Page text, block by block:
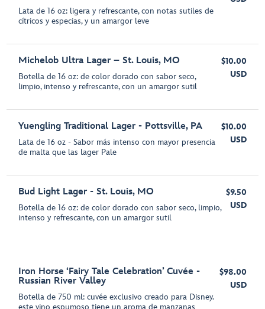
Lata de 16 oz: ligera y refrescante, con notas sutiles de
cítricos y especias, y un amargor leve
Michelob Ultra Lager – St. Louis, MO
Botella de 16 oz: de color dorado con sabor seco,
limpio, intenso y refrescante, con un amargor sutil
$10.00
USD
Yuengling Traditional Lager - Pottsville, PA
Lata de 16 oz - Sabor más intenso con mayor presencia
de malta que las lager Pale
$10.00
USD
Bud Light Lager - St. Louis, MO
Botella de 16 oz: de color dorado con sabor seco, limpio,
intenso y refrescante, con un amargor sutil
$9.50
USD
Iron Horse ‘Fairy Tale Celebration’ Cuvée -
Russian River Valley
Botella de 750 ml: cuvée exclusivo creado para Disney.
$98.00
USD